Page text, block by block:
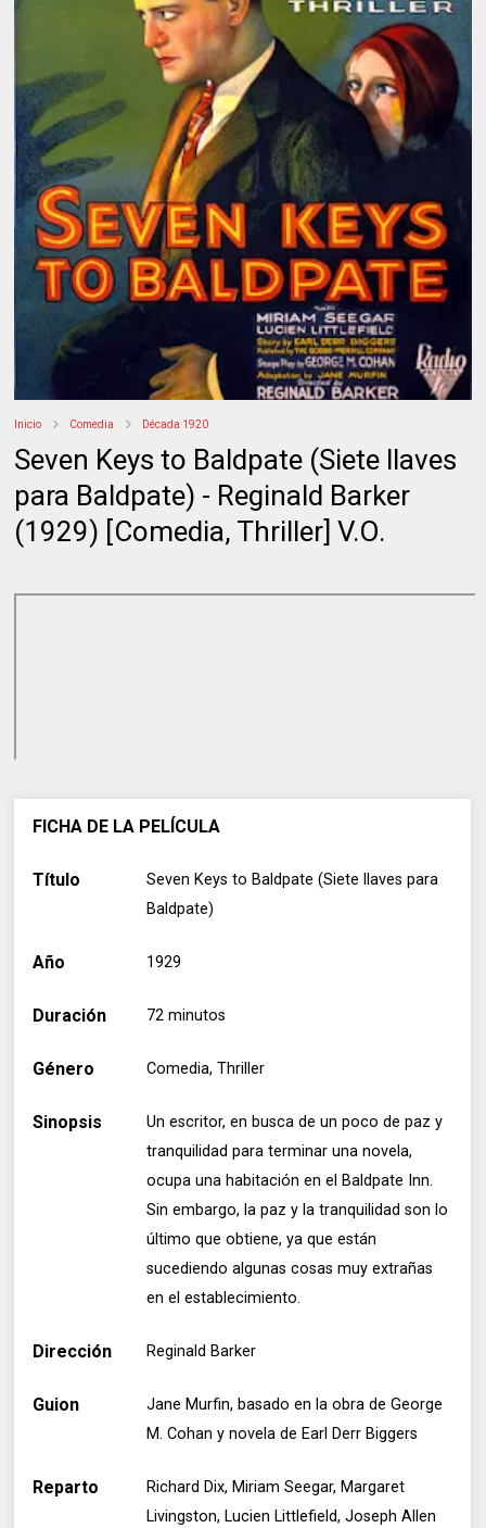
Inicio Comedia Década 1920
Seven Keys to Baldpate (Siete llaves
para Baldpate) - Reginald Barker
(1929) [Comedia, Thriller] V.O.
FICHA DE LA PELÍCULA
Título
Seven Keys to Baldpate (Siete llaves para
Baldpate)
Año 1929
Duración 72 minutos
Género Comedia, Thriller
Sinopsis
Un escritor, en busca de un poco de paz y
tranquilidad para terminar una novela,
ocupa una habitación en el Baldpate Inn.
Sin embargo, la paz y la tranquilidad son lo
último que obtiene, ya que están
sucediendo algunas cosas muy extrañas
en el establecimiento.
Dirección Reginald Barker
Guion
Jane Murfin, basado en la obra de George
M. Cohan y novela de Earl Derr Biggers
Reparto
Richard Dix, Miriam Seegar, Margaret
Livingston, Lucien Littlefield, Joseph Allen